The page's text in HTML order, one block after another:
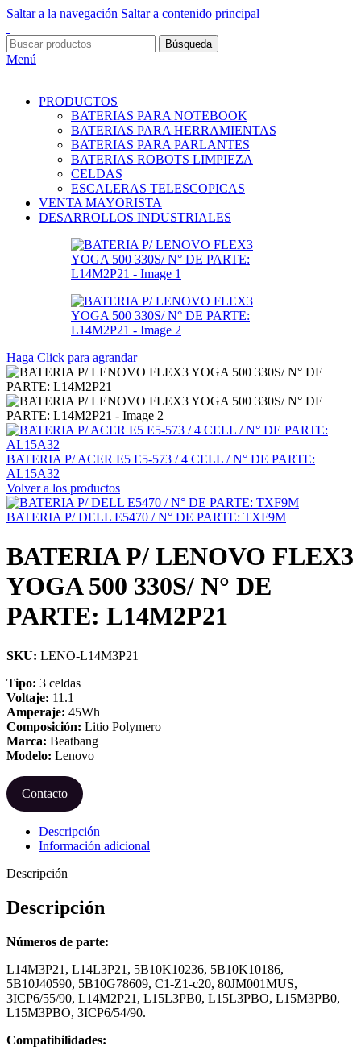
Saltar a la navegación Saltar a contenido principal
Búsqueda
Menú
PRODUCTOS
BATERIAS PARA NOTEBOOK
BATERIAS PARA HERRAMIENTAS
BATERIAS PARA PARLANTES
BATERIAS ROBOTS LIMPIEZA
CELDAS
ESCALERAS TELESCOPICAS
VENTA MAYORISTA
DESARROLLOS INDUSTRIALES
Haga Click para agrandar
BATERIA P/ ACER E5 E5-573 / 4 CELL / N° DE PARTE:
AL15A32
Volver a los productos
BATERIA P/ DELL E5470 / N° DE PARTE: TXF9M
BATERIA P/ LENOVO FLEX3
YOGA 500 330S/ N° DE
PARTE: L14M2P21
SKU: LENO-L14M3P21
Tipo: 3 celdas
Voltaje: 11.1
Amperaje: 45Wh
Composición: Litio Polymero
Marca: Beatbang
Modelo: Lenovo
Contacto
Descripción
Información adicional
Descripción
Descripción
Números de parte:
L14M3P21, L14L3P21, 5B10K10236, 5B10K10186,
5B10J40590, 5B10G78609, C1-Z1-c20, 80JM001MUS,
3ICP6/55/90, L14M2P21, L15L3PB0, L15L3PBO, L15M3PB0,
L15M3PBO, 3ICP6/54/90.
Compatibilidades: